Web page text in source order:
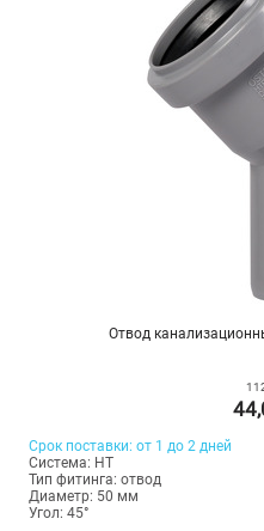
Отвод
Срок поставки: от 1 до 2 дней
Система: HT
Тип фитинга: отвод
Диаметр: 50 мм
Угол: 45°